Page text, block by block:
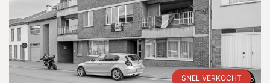
SNEL VERKOCHT